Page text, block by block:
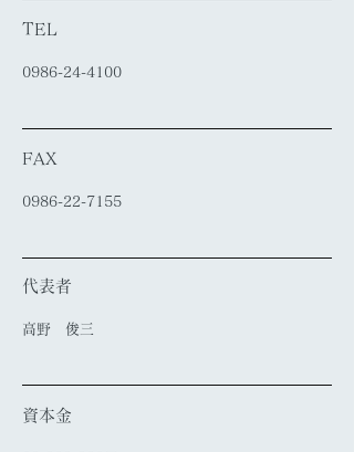
TEL
0986-24-4100
FAX
0986-22-7155
代表者
高野 俊三
資本金